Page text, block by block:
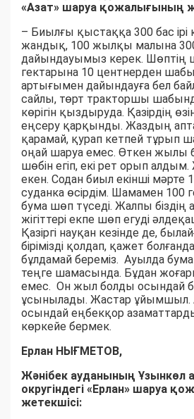
«Азат» шаруа қожалығының
– Биылғы қыстаққа 300 бас ірі
жандық, 100 жылқы малына
дайындауымыз керек.
гектарына 10 центнерден
артығымен дайындауға бел
сайлы, төрт тракторшы
көрігін қыздыруда. Қазірдің
еңсеру қарқынды. Жаздың
қарамай, қурап кетпей тұрып
оңай шаруа емес. Өткен жылы
шөбін егіп, екі рет орып
екен. Содан биыл екінші мәрте
суданка өсірдім. Шамамен 100
бума шөп түседі. Жалпы
жігіттері екпе шөп егуді
Қазіргі науқан кезінде де,
бірімізді қолдап, қажет
бұлдамай береміз. Ауылда
теңге шамасында. Бұдан
емес. Он жыл болды осындай
ұсынылады. Жастар
осындай еңбекқор
көркейе бермек.
Ерлан НЫҒМЕТОВ,
Жәнібек ауданының Ұзынкөл
округіндегі «Ерлан» шаруа
жетекшісі: